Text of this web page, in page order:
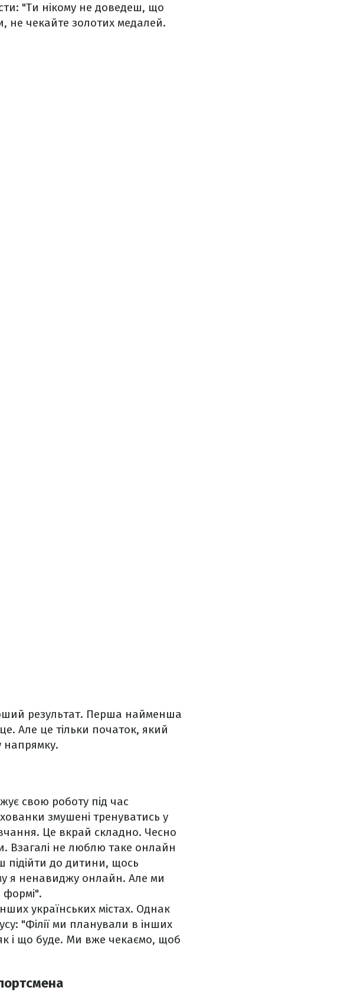
"Ти нікому не доведеш, що
чекайте золотих медалей.
результат. Перша найменша
Але це тільки початок, який
напрямку.
свою роботу під час
змушені тренуватись у
Це вкрай складно. Чесно
Взагалі не люблю таке онлайн
підійти до дитини, щось
я ненавиджу онлайн. Але ми
українських містах. Однак
"Філії ми планували в інших
і що буде. Ми вже чекаємо, щоб